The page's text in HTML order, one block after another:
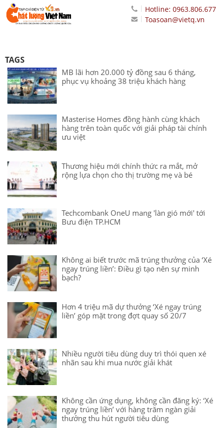
Hotline: 0963.806.677
Toasoan@vietq.vn
TAGS
MB lãi hơn 20.000 tỷ đồng sau 6 tháng,
phục vụ khoảng 38 triệu khách hàng
Masterise Homes đồng hành cùng khách
hàng trên toàn quốc với giải pháp tài chính
ưu việt
Thương hiệu mới chính thức ra mắt, mở
rộng lựa chọn cho thị trường mẹ và bé
Techcombank OneU mang 'làn gió mới' tới
Bưu điện TP.HCM
Không ai biết trước mã trúng thưởng của ‘Xé
ngay trúng liền’: Điều gì tạo nên sự minh
bạch?
Hơn 4 triệu mã dự thưởng ‘Xé ngay trúng
liền’ góp mặt trong đợt quay số 20/7
Nhiều người tiêu dùng duy trì thói quen xé
nhãn sau khi mua nước giải khát
Không cần ứng dụng, không cần đăng ký: ‘Xé
ngay trúng liền’ với hàng trăm ngàn giải
thưởng thu hút người tiêu dùng